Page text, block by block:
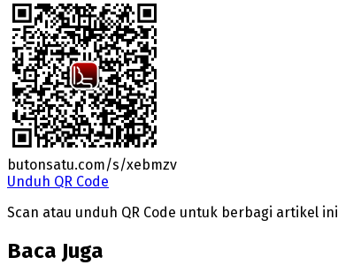
butonsatu.com/s/xebmzv
Unduh QR Code
Scan atau unduh QR Code untuk berbagi artikel ini
Baca Juga